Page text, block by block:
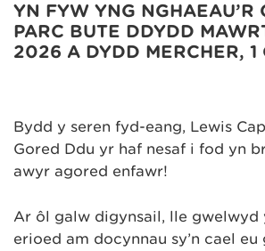
YN FYW YNG NGHAEAU’R
PARC BUTE DDYDD
2026 A DYDD MERCHER,
Bydd y seren fyd-eang, Lewis
Gored Ddu yr haf nesaf i fod yn
awyr agored enfawr!
Ar ôl galw digynsail, lle gwelwyd
erioed am docynnau sy’n cael